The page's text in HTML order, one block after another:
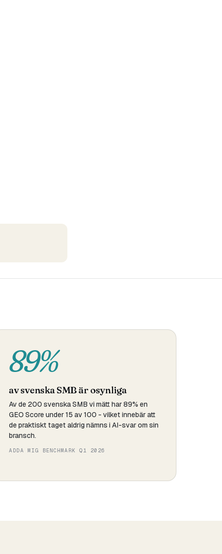
89%
av svenska SMB är osynliga
Av de 200 svenska SMB vi mätt har 89% en
GEO Score under 15 av 100 - vilket innebär att
de praktiskt taget aldrig nämns i AI-svar om sin
bransch.
ADDA MIG BENCHMARK Q1 2026